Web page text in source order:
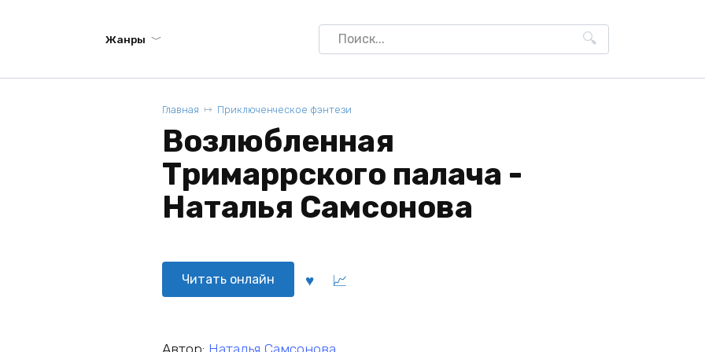
Жанры
Search
for:
Главная Приключенческое фэнтези
Возлюбленная
Тримаррского палача -
Наталья Самсонова
Читать онлайн
Автор: Наталья Самсонова